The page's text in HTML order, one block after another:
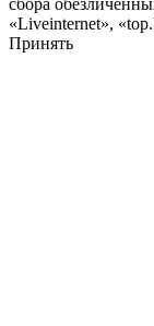
сбора
«Liveinternet»,
Принять